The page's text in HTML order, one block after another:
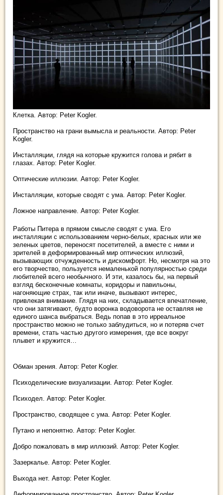
Клетка. Автор: Peter Kogler.
Пространство на грани вымысла и реальности. Автор: Peter
Kogler.
Инсталляции, глядя на которые кружится голова и рябит в
глазах. Автор: Peter Kogler.
Оптические иллюзии. Автор: Peter Kogler.
Инсталляции, которые сводят с ума. Автор: Peter Kogler.
Ложное направление. Автор: Peter Kogler.
Работы Питера в прямом смысле сводят с ума. Его
инсталляции с использованием черно-белых, красных или же
зеленых цветов, переносят посетителей, а вместе с ними и
зрителей в деформированный мир оптических иллюзий,
вызывающих отчужденность и дискомфорт. Но, несмотря на это
его творчество, пользуется немаленькой популярностью среди
любителей всего необычного. И эти, казалось бы, на первый
взгляд бесконечные комнаты, коридоры и павильоны,
нагоняющие страх, так или иначе, вызывают интерес,
привлекая внимание. Глядя на них, складывается впечатление,
что они затягивают, будто воронка водоворота не оставляя не
единого шанса выбраться. Ведь попав в это ирреальное
пространство можно не только заблудиться, но и потеряв счет
времени, стать частью другого измерения, где все вокруг
плывет и кружится…
Обман зрения. Автор: Peter Kogler.
Психоделические визуализации. Автор: Peter Kogler.
Психодел. Автор: Peter Kogler.
Пространство, сводящее с ума. Автор: Peter Kogler.
Путано и непонятно. Автор: Peter Kogler.
Добро пожаловать в мир иллюзий. Автор: Peter Kogler.
Зазеркалье. Автор: Peter Kogler.
Выхода нет. Автор: Peter Kogler.